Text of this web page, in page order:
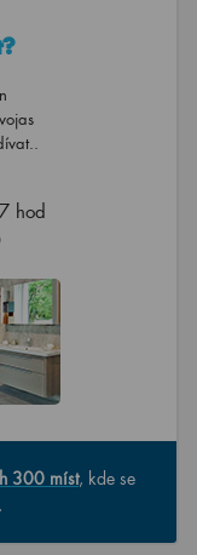
hod
300 míst, kde se